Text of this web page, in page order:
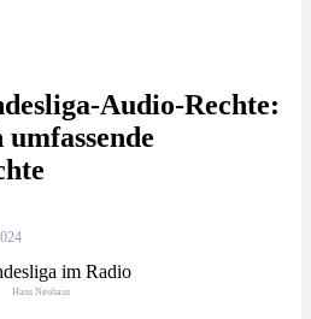
Audio-Rechte:
Hans Neuhaus